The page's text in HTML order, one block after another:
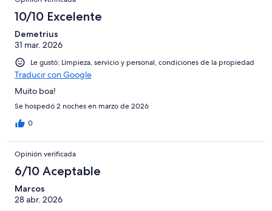
10/10 Excelente
Demetrius
31 mar. 2026
Le gustó: Limpieza, servicio y personal, condiciones de la propiedad
Traducir con Google
Muito boa!
Se hospedó 2 noches en marzo de 2026
0
Opinión verificada
6/10 Aceptable
Marcos
28 abr. 2026